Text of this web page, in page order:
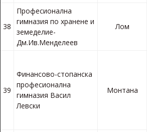
38
Професионална
гимназия по хранене и
земеделие-
Дм.Ив.Менделеев
Лом
39
Финансово-стопанска
професионална
гимназия Васил
Левски
Монтана